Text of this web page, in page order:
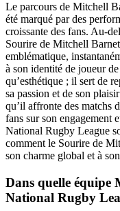
Le parcours de Mitchell
été marqué par des
croissante des fans. Au-
Sourire de Mitchell
emblématique,
à son identité de joueur
qu’esthétique ; il sert de
sa passion et de son
qu’il affronte des matchs
fans sur son engagement
National Rugby League
comment le Sourire de
son charme global et à
Dans quelle équipe
National Rugby